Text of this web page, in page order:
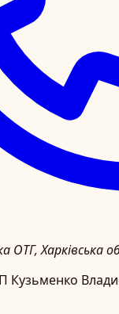
ОТГ, Харківська
Кузьменко